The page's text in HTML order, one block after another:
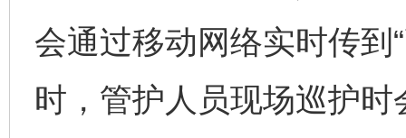
会通过移动网络实时传到
时，管护人员现场巡护